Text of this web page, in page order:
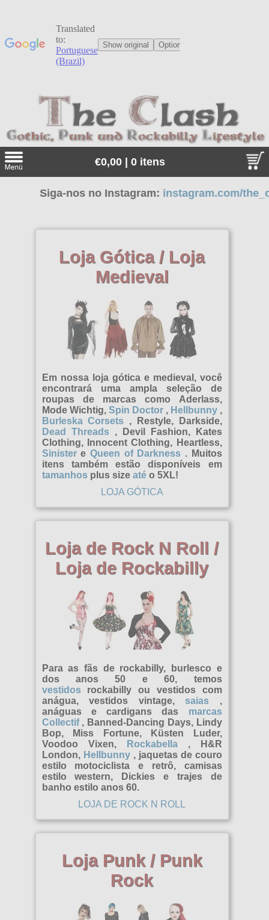
€0,00 | 0 itens
Procurar
Ofertas
Ofertas especiais
Ideias para presentes
Livre
Notícias
Vestuário/Gótico
todos os artigos
blusas femininas
Calças e leggings para meninas
Jaquetas femininas
Casacos de menina
saias curtas para meninas
saias compridas para meninas
camisas de manga curta para meninas
Camisas de manga comprida para meninas
Saias escocesas
Vestidos
Corsets
Camisas masculinas
Calças masculinas
Casacos masculinos
Camisas masculinas de manga curta
Camisas masculinas de manga comprida
Tempos medievais
Punk rock
todos os artigos
Camisas femininas
Calça
Jaquetas
Vestidos
Saias
Camisas
Moletons
todos os artigos
roupas de banho
Jaquetas femininas
Camisas femininas
Camisas
Calça
Crianças
Vestidos
Jaquetas masculinas
Saias
camisetas
Variado
Exército
todos os artigos
Garotas
Calça
Capacete
Camisetas e suéteres
Bolsas e mochilas
Variado
Mods
Produtos da banda
todos os artigos
Bandeiras
Camisas femininas
Camisas
Jaquetas
camisetas
Sapatos e Botas
Outras Botas
Botas de aço
TUK
Diferente
Acessórios
Joia
Reboque
correntes
Arte
rebites
Brincos
todos os artigos
aquecedores de braço
Remendos
para as pernas
para o cabelo
Carteiras
Cinto
coleiras
Luvas
Chapéus
cadarços
bolsas
Variado
Marcas
sangria
Proibido
Pistola preta
Marca
Burlesca
Coletivo
Culto dos Cupcakes
Tópicos Mortos
Roupas do Drácula
Coelho do Inferno
Quebra-queixo
Pentagramas
Indústrias Poisen
Tamanhos
S
M
XXL
XXXL
XXXXL
XXXXXL
XXXXXXL
Informação
Festivais
Encontro Gótico de Ondas
Festival M'era Luna
Festival Anfi
Roupas
roupas de banho
pochetes
Roupa para atividades ao ar livre
Camisas polo
camisetas
Carrinho de compras ( 0 | €0,00 )
--------------
Total: €0,00
Redes sociais:
Siga-nos no Instagram:instagram.com/the_clash.de
Loja Gótica / Loja
Medieval
Em nossa loja gótica e medieval, você
encontrará uma ampla seleção de
roupas de marcas como Aderlass,
Mode Wichtig, Spin Doctor, Hellbunny,
Burleska Corsets , Restyle, Darkside,
Dead Threads, Devil Fashion, Kates
Clothing, Innocent Clothing, Heartless,
Sinistere Queen of Darkness . Muitos
itens também estão disponíveis em
tamanhosplus size atéo 5XL!
LOJA GÓTICA
Loja de Rock N Roll /
Loja de Rockabilly
Para as fãs de rockabilly, burlesco e
dos anos 50 e 60, temos
vestidosrockabilly ou vestidos com
anágua, vestidos vintage,saias ,
anáguas e cardigans das marcas
Collectif, Banned-Dancing Days, Lindy
Bop, Miss Fortune, Küsten Luder,
Voodoo Vixen,
Rockabella, H&R
London, Hellbunny, jaquetas de couro
estilo motociclista e retrô, camisas
estilo western, Dickies e trajes de
banho estilo anos 60.
LOJA DE ROCK N ROLL
Loja Punk / Punk
Rock